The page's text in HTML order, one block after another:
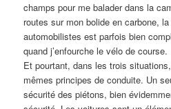
champs pour me balader dans la
routes sur mon bolide en carbone,
automobilistes est parfois bien
quand j’enfourche le vélo de course.
Et pourtant, dans les trois
mêmes principes de conduite. Un
sécurité des piétons, bien